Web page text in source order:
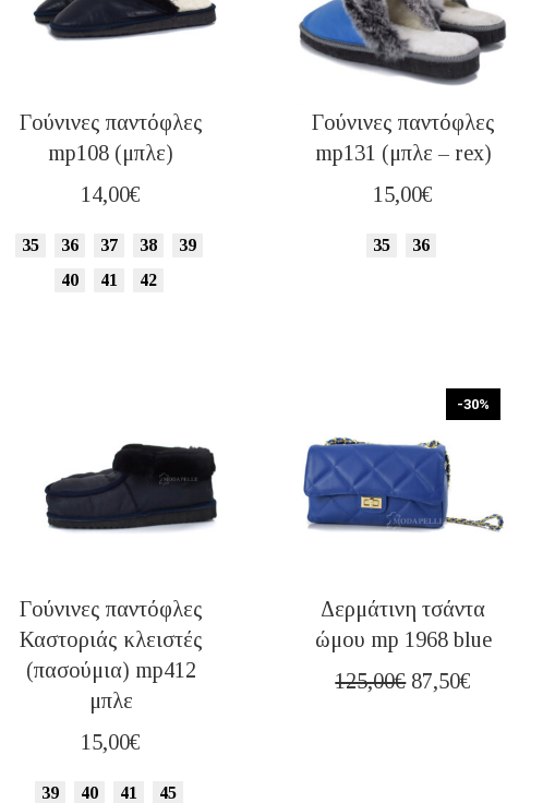
Γούνινες παντόφλες
mp108 (μπλε)
14,00€
35 36 37 38
39
40
41 42
Γούνινες παντόφλες
mp131 (μπλε – rex)
15,00€
35 36
Γούνινες παντόφλες
Καστοριάς κλειστές
(πασούμια) mp412
μπλε
15,00€
39 40 41 45
-30%
Δερμάτινη τσάντα
ώμου mp 1968 blue
125,00€ Original
87,50€